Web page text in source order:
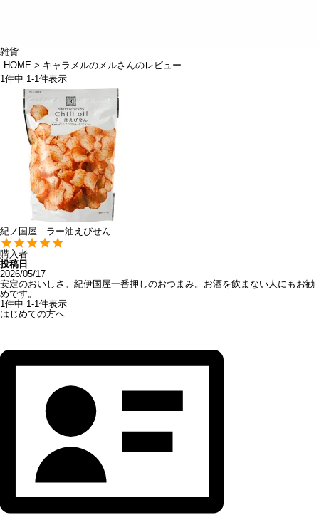
雑貨
HOME
キャラメルのメルさんのレビュー
1件中 1-1件表示
紀ノ国屋 ラー油えびせん
購入者
投稿日
2026/05/17
安定のおいしさ。紀伊国屋一番押しのおつまみ。お酒を飲まない人にもお勧
めです。
1件中 1-1件表示
はじめての方へ